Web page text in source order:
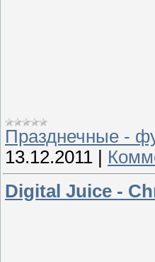
Празднечные -
13.12.2011
Digital Juice -